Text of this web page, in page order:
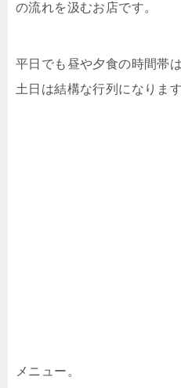
の流れを汲むお店です。
平日でも昼や夕食の時間帯
土日は結構な行列になります
メニュー。